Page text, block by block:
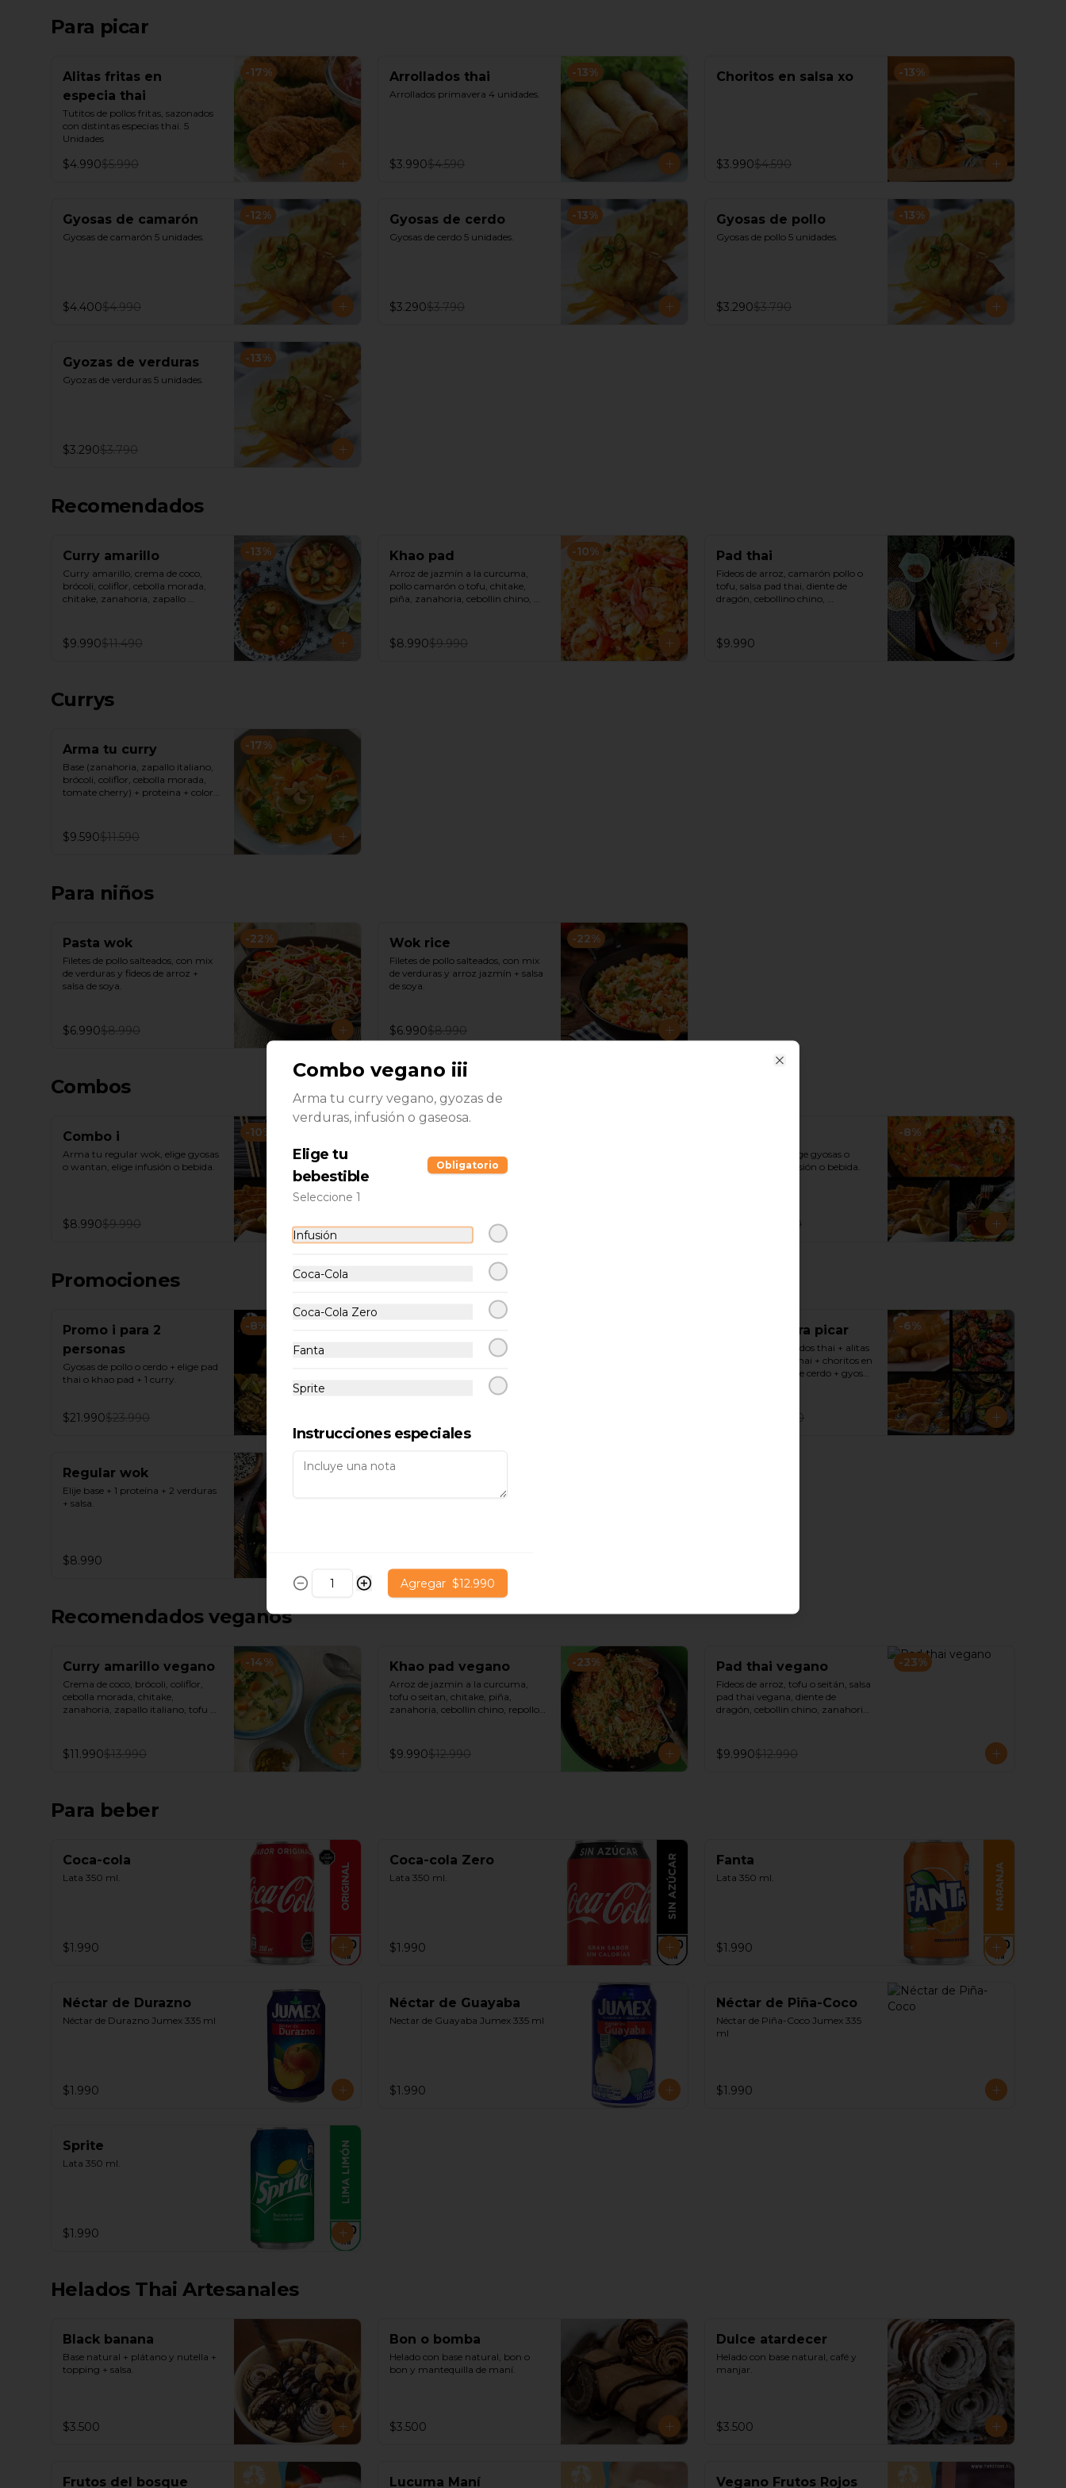
Para picar
-17%
Alitas fritas en
especia thai
Tutitos de pollos fritas, sazonados
con distintas especias thai. 5
Unidades
$4.990$5.990
-13%
Arrollados thai
Arrollados primavera 4 unidades.
$3.990$4.590
-13%
Choritos en salsa xo
$3.990$4.590
-12%
Gyosas de camarón
Gyosas de camarón 5 unidades.
$4.400$4.990
-13%
Gyosas de cerdo
Gyosas de cerdo 5 unidades.
$3.290$3.790
-13%
Gyosas de pollo
Gyosas de pollo 5 unidades.
$3.290$3.790
-13%
Gyozas de verduras
Gyozas de verduras 5 unidades.
$3.290$3.790
Recomendados
-13%
Curry amarillo
Curry amarillo, crema de coco,
brócoli, coliflor, cebolla morada,
chitake, zanahoria, zapallo
$9.990$11.490
-10%
Khao pad
Arroz de jazmín a la curcuma,
pollo camarón o tofu, chitake,
piña, zanahoria, cebollin chino,
$8.990$9.990
Pad thai
Fideos de arroz, camarón pollo o
tofu, salsa pad thai, diente de
dragón, cebollino chino,
$9.990
Currys
-17%
Arma tu curry
Base (zanahoria, zapallo italiano,
brócoli, coliflor, cebolla morada,
tomate cherry) + proteina + color
$9.590$11.590
Para niños
-22%
Pasta wok
Filetes de pollo salteados, con mix
de verduras y fideos de arroz +
salsa de soya.
$6.990$8.990
-22%
Wok rice
Filetes de pollo salteados, con mix
de verduras y arroz jazmín + salsa
de soya.
$6.990$8.990
Combos
-10%
Combo i
Arma tu regular wok, elige gyosas
o wantan, elige infusión o bebida.
$8.990$9.990
Arma tu super wok, elige gyosas o
wantan, elige infusión o bebida.
$9.490$10.490
-8%
Arma tu curry, elige gyosas o
wantan, elige infusión o bebida.
$11.990
Promociones
-8%
Promo i para 2
personas
Gyosas de pollo o cerdo + elige pad
thai o khao pad + 1 curry.
$21.990$23.990
thai + 1 khao pad + 1 curry.
-6%
Promo iii para picar
Spring rolls arrollados thai + alitas
fritas en especias thai + choritos en
salsa xo + gyosas de cerdo + gyosas
$31.990
Regular wok
Elije base + 1 proteína + 2 verduras
+ salsa.
$8.990
Recomendados veganos
-14%
Curry amarillo vegano
Crema de coco, brócoli, coliflor,
cebolla morada, chitake,
zanahoria, zapallo italiano, tofu y
$11.990$13.990
-23%
Khao pad vegano
Arroz de jazmin a la curcuma,
tofu o seitan, chitake, piña,
zanahoria, cebollin chino, repollo
$9.990$12.990
-23%
Pad thai vegano
Fideos de arroz, tofu o seitán, salsa
pad thai vegana, diente de
dragón, cebollin chino, zanahoria
$9.990$12.990
Para beber
Coca-cola
Lata 350 ml.
$1.990
Coca-cola Zero
Lata 350 ml.
$1.990
Fanta
Lata 350 ml.
$1.990
Néctar de Durazno
Néctar de Durazno Jumex 335 ml
$1.990
Néctar de Guayaba
Nectar de Guayaba Jumex 335 ml
$1.990
Néctar de Piña-Coco
Néctar de Piña-Coco Jumex 335
ml
$1.990
Sprite
Lata 350 ml.
$1.990
Helados Thai Artesanales
Black banana
Base natural + plátano y nutella +
topping + salsa.
$3.500
Bon o bomba
Helado con base natural, bon o
bon y mantequilla de maní.
$3.500
Dulce atardecer
Helado con base natural, café y
manjar.
$3.500
Frutos del bosque Lucuma Maní Vegano Frutos Rojos
Combo vegano iii
Arma tu curry vegano, gyozas de
verduras, infusión o gaseosa.
Elige tu
bebestible
Obligatorio
Seleccione 1
Infusión
Coca-Cola
Coca-Cola Zero
Fanta
Sprite
Instrucciones especiales
Agregar $12.990